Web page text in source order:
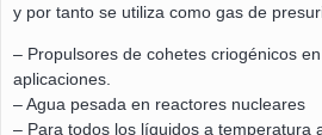
y por tanto se utiliza como gas de
– Propulsores de cohetes criogénicos
aplicaciones.
– Agua pesada en reactores nucleares
– Para todos los líquidos a temperatura